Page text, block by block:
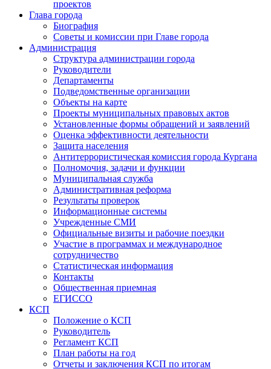
проектов
Глава города
Биография
Советы и комиссии при Главе города
Администрация
Структура администрации города
Руководители
Департаменты
Подведомственные организации
Объекты на карте
Проекты муниципальных правовых актов
Установленные формы обращений и заявлений
Оценка эффективности деятельности
Защита населения
Антитеррористическая комиссия города Кургана
Полномочия, задачи и функции
Муниципальная служба
Административная реформа
Результаты проверок
Информационные системы
Учрежденные СМИ
Официальные визиты и рабочие поездки
Участие в программах и международное
сотрудничество
Статистическая информация
Контакты
Общественная приемная
ЕГИССО
КСП
Положение о КСП
Руководитель
Регламент КСП
План работы на год
Отчеты и заключения КСП по итогам